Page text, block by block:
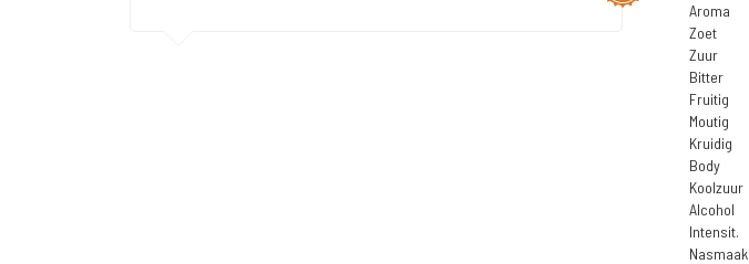
Aroma
Zoet
Zuur
Bitter
Fruitig
Moutig
Kruidig
Body
Koolzuur
Alcohol
Intensit.
Nasmaak